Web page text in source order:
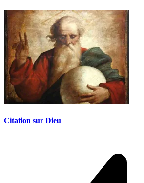
Citation sur Dieu